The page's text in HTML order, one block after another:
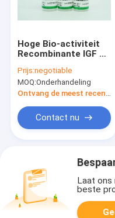
Hoge Bio-activiteit
Recombinante IGF 1
Mannitolstabilisator
wordt gevriesdroogd
Prijs:negotiable
MOQ:Onderhandeling
Ontvang de meest recente Prijs
Contact nu
Laat
beste